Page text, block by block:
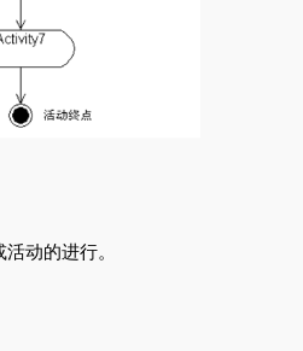
动的进行。